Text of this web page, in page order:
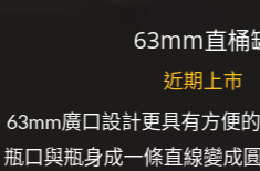
63mm直桶罐
近期上市
63mm廣口設計更具有方便的
瓶口與瓶身成一條直線變成圓